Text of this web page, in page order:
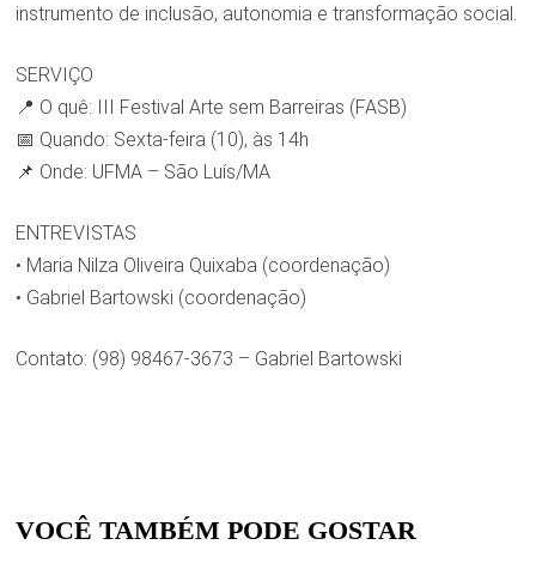
instrumento de inclusão, autonomia e transformação social.
SERVIÇO
📍 O quê: III Festival Arte sem Barreiras (FASB)
📅 Quando: Sexta-feira (10), às 14h
📌 Onde: UFMA – São Luís/MA
ENTREVISTAS
• Maria Nilza Oliveira Quixaba (coordenação)
• Gabriel Bartowski (coordenação)
Contato: (98) 98467-3673 – Gabriel Bartowski
VOCÊ TAMBÉM PODE GOSTAR